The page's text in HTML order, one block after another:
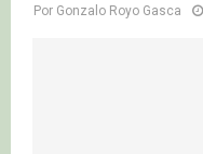
Por Gonzalo Royo Gasca